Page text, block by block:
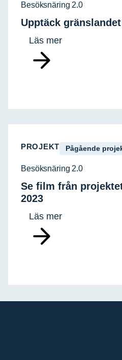
Besöksnäring 2.0
Upptäck gränslandet
Läs mer
PROJEKT Pågående
Besöksnäring 2.0
Se film från
2023
Läs mer